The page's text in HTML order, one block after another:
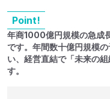
Point!
年商1000億円規模の急成
です。年間数十億円規模
い、経営直結で「未来の
す。